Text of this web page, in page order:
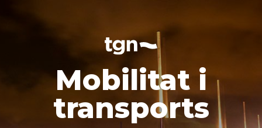
Mobilitat i
transports